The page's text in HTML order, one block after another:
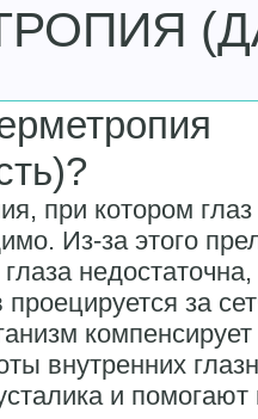
при котором
Из-за этого
за
внутренних
и